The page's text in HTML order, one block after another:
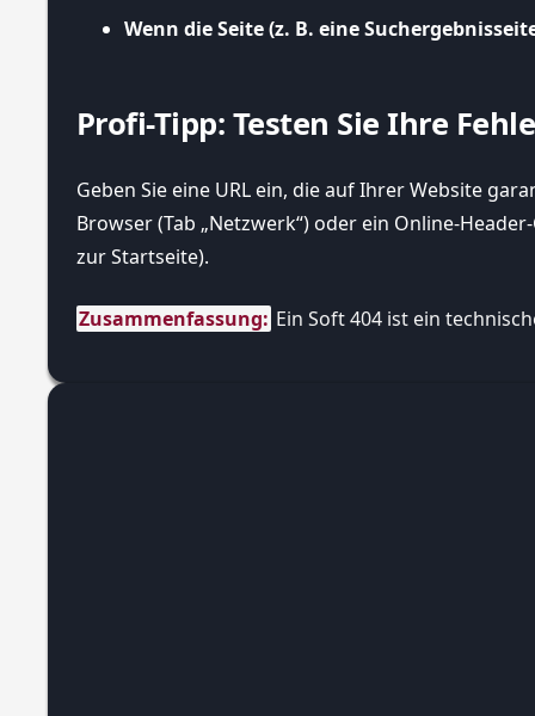
Wenn die Seite (z. B. eine
Profi-Tipp: Testen Sie Ihre
Geben Sie eine URL ein, die auf Ihrer Website
Browser (Tab „Netzwerk“) oder ein Online-
zur Startseite).
Zusammenfassung: Ein Soft 404 ist ein